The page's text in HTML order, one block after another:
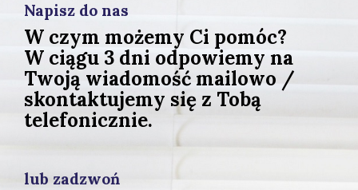
Napisz do nas
W czym możemy Ci pomóc?
W ciągu 3 dni odpowiemy na
Twoją wiadomość mailowo /
skontaktujemy się z Tobą
telefonicznie.
lub zadzwoń